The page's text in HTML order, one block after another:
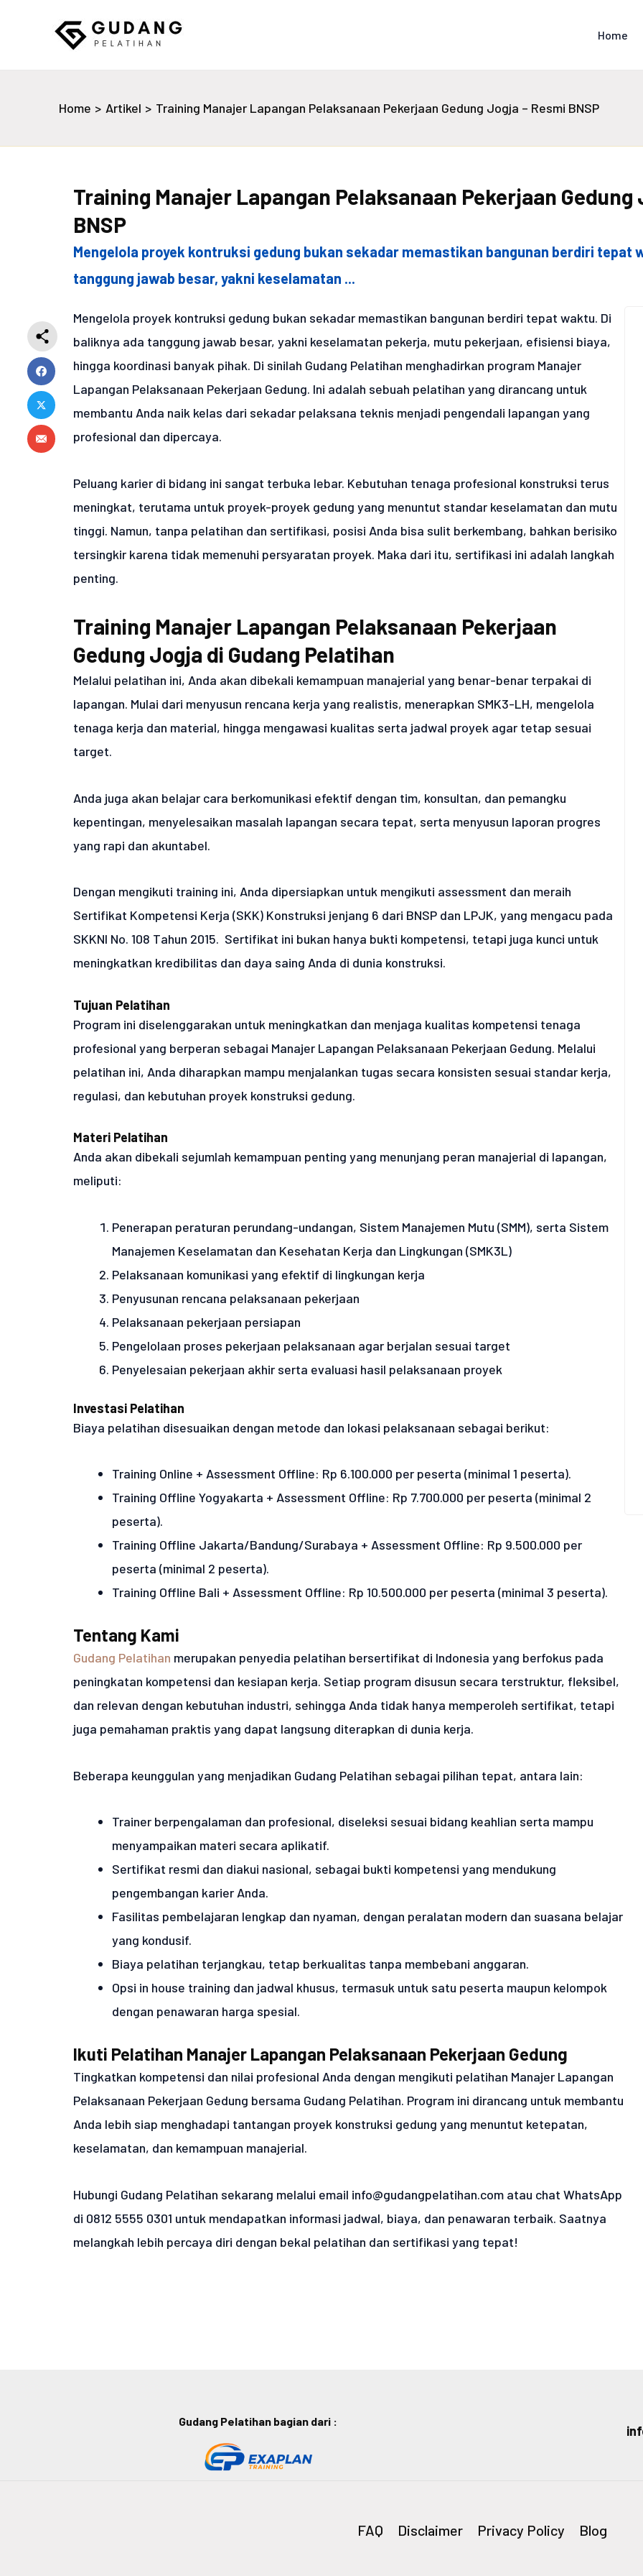
Home
Home Artikel Training Manajer Lapangan Pelaksanaan Pekerjaan Gedung Jogja – Resmi BNSP
Training Manajer Lapangan Pelaksanaan Pekerjaan Gedung
BNSP
Mengelola proyek kontruksi gedung bukan sekadar memastikan bangunan berdiri tepat
tanggung jawab besar, yakni keselamatan ...
Mengelola proyek kontruksi gedung bukan sekadar memastikan bangunan berdiri tepat waktu. Di
baliknya ada tanggung jawab besar, yakni keselamatan pekerja, mutu pekerjaan, efisiensi biaya,
hingga koordinasi banyak pihak. Di sinilah Gudang Pelatihan menghadirkan program Manajer
Lapangan Pelaksanaan Pekerjaan Gedung. Ini adalah sebuah pelatihan yang dirancang untuk
membantu Anda naik kelas dari sekadar pelaksana teknis menjadi pengendali lapangan yang
profesional dan dipercaya.
Peluang karier di bidang ini sangat terbuka lebar. Kebutuhan tenaga profesional konstruksi terus
meningkat, terutama untuk proyek-proyek gedung yang menuntut standar keselamatan dan mutu
tinggi. Namun, tanpa pelatihan dan sertifikasi, posisi Anda bisa sulit berkembang, bahkan berisiko
tersingkir karena tidak memenuhi persyaratan proyek. Maka dari itu, sertifikasi ini adalah langkah
penting.
Training Manajer Lapangan Pelaksanaan Pekerjaan
Gedung Jogja di Gudang Pelatihan
Melalui pelatihan ini, Anda akan dibekali kemampuan manajerial yang benar-benar terpakai di
lapangan. Mulai dari menyusun rencana kerja yang realistis, menerapkan SMK3-LH, mengelola
tenaga kerja dan material, hingga mengawasi kualitas serta jadwal proyek agar tetap sesuai
target.
Anda juga akan belajar cara berkomunikasi efektif dengan tim, konsultan, dan pemangku
kepentingan, menyelesaikan masalah lapangan secara tepat, serta menyusun laporan progres
yang rapi dan akuntabel.
Dengan mengikuti training ini, Anda dipersiapkan untuk mengikuti assessment dan meraih
Sertifikat Kompetensi Kerja (SKK) Konstruksi jenjang 6 dari BNSP dan LPJK, yang mengacu pada
SKKNI No. 108 Tahun 2015. Sertifikat ini bukan hanya bukti kompetensi, tetapi juga kunci untuk
meningkatkan kredibilitas dan daya saing Anda di dunia konstruksi.
Tujuan Pelatihan
Program ini diselenggarakan untuk meningkatkan dan menjaga kualitas kompetensi tenaga
profesional yang berperan sebagai Manajer Lapangan Pelaksanaan Pekerjaan Gedung. Melalui
pelatihan ini, Anda diharapkan mampu menjalankan tugas secara konsisten sesuai standar kerja,
regulasi, dan kebutuhan proyek konstruksi gedung.
Materi Pelatihan
Anda akan dibekali sejumlah kemampuan penting yang menunjang peran manajerial di lapangan,
meliputi:
Penerapan peraturan perundang-undangan, Sistem Manajemen Mutu (SMM), serta Sistem
Manajemen Keselamatan dan Kesehatan Kerja dan Lingkungan (SMK3L)
Pelaksanaan komunikasi yang efektif di lingkungan kerja
Penyusunan rencana pelaksanaan pekerjaan
Pelaksanaan pekerjaan persiapan
Pengelolaan proses pekerjaan pelaksanaan agar berjalan sesuai target
Penyelesaian pekerjaan akhir serta evaluasi hasil pelaksanaan proyek
Investasi Pelatihan
Biaya pelatihan disesuaikan dengan metode dan lokasi pelaksanaan sebagai berikut:
Training Online + Assessment Offline: Rp 6.100.000 per peserta (minimal 1 peserta).
Training Offline Yogyakarta + Assessment Offline: Rp 7.700.000 per peserta (minimal 2
peserta).
Training Offline Jakarta/Bandung/Surabaya + Assessment Offline: Rp 9.500.000 per
peserta (minimal 2 peserta).
Training Offline Bali + Assessment Offline: Rp 10.500.000 per peserta (minimal 3 peserta).
Tentang Kami
Gudang Pelatihan merupakan penyedia pelatihan bersertifikat di Indonesia yang berfokus pada
peningkatan kompetensi dan kesiapan kerja. Setiap program disusun secara terstruktur, fleksibel,
dan relevan dengan kebutuhan industri, sehingga Anda tidak hanya memperoleh sertifikat, tetapi
juga pemahaman praktis yang dapat langsung diterapkan di dunia kerja.
Beberapa keunggulan yang menjadikan Gudang Pelatihan sebagai pilihan tepat, antara lain:
Trainer berpengalaman dan profesional, diseleksi sesuai bidang keahlian serta mampu
menyampaikan materi secara aplikatif.
Sertifikat resmi dan diakui nasional, sebagai bukti kompetensi yang mendukung
pengembangan karier Anda.
Fasilitas pembelajaran lengkap dan nyaman, dengan peralatan modern dan suasana belajar
yang kondusif.
Biaya pelatihan terjangkau, tetap berkualitas tanpa membebani anggaran.
Opsi in house training dan jadwal khusus, termasuk untuk satu peserta maupun kelompok
dengan penawaran harga spesial.
Ikuti Pelatihan Manajer Lapangan Pelaksanaan Pekerjaan Gedung
Tingkatkan kompetensi dan nilai profesional Anda dengan mengikuti pelatihan Manajer Lapangan
Pelaksanaan Pekerjaan Gedung bersama Gudang Pelatihan. Program ini dirancang untuk membantu
Anda lebih siap menghadapi tantangan proyek konstruksi gedung yang menuntut ketepatan,
keselamatan, dan kemampuan manajerial.
Hubungi Gudang Pelatihan sekarang melalui email info@gudangpelatihan.com atau chat WhatsApp
di 0812 5555 0301 untuk mendapatkan informasi jadwal, biaya, dan penawaran terbaik. Saatnya
melangkah lebih percaya diri dengan bekal pelatihan dan sertifikasi yang tepat!
Gudang Pelatihan bagian dari :
FAQ Disclaimer Privacy Policy Blog